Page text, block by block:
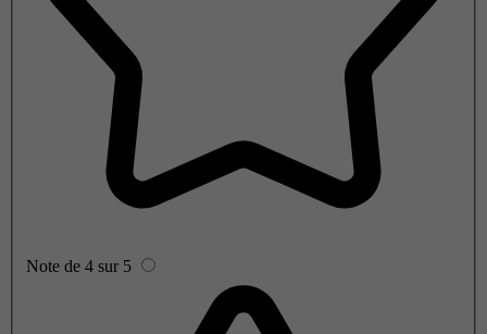
Note de 4 sur 5